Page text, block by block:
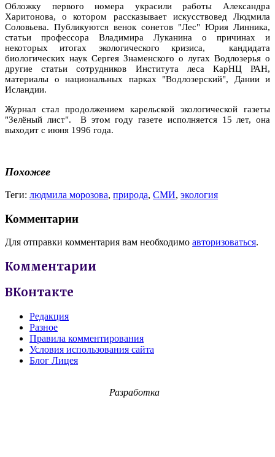
Обложку первого номера украсили работы Александра
Харитонова, о котором рассказывает искусствовед Людмила
Соловьева. Публикуются венок сонетов "Лес" Юрия Линника,
статьи профессора Владимира Луканина о причинах и
некоторых итогах экологического кризиса, кандидата
биологических наук Сергея Знаменского о лугах Водлозерья о
другие статьи сотрудников Института леса КарНЦ РАН,
материалы о национальных парках "Водлозерский", Дании и
Исландии.
Журнал стал продолжением карельской экологической газеты
"Зелёный лист". В этом году газете исполняется 15 лет, она
выходит с июня 1996 года.
Похожее
Теги: людмила морозова, природа, СМИ, экология
Комментарии
Для отправки комментария вам необходимо авторизоваться.
Комментарии
ВКонтакте
Редакция
Разное
Правила комментирования
Условия использования сайта
Блог Лицея
Разработка